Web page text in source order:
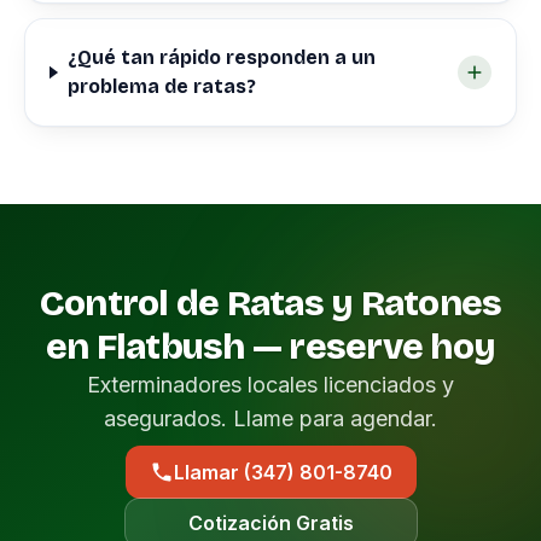
¿Qué tan rápido responden a un
problema de ratas?
Control de Ratas y Ratones
en Flatbush — reserve hoy
Exterminadores locales licenciados y
asegurados. Llame para agendar.
Llamar (347) 801-8740
Cotización Gratis